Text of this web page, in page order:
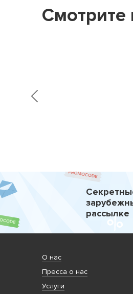
Смотрите
рассылке
О нас
Пресса о нас
Услуги